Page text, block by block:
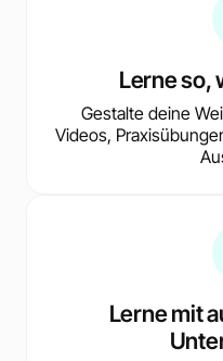
Lerne so,
Gestalte deine
Videos,
Lerne mit